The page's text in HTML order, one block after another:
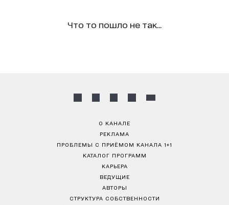
Что то пошло не так...
О КАНАЛЕ
РЕКЛАМА
ПРОБЛЕМЫ С ПРИЁМОМ КАНАЛА 1+1
КАТАЛОГ ПРОГРАММ
КАРЬЕРА
ВЕДУЩИЕ
АВТОРЫ
СТРУКТУРА СОБСТВЕННОСТИ